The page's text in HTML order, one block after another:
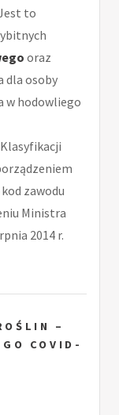
to
oraz
dla osoby
w hodowliego
zawodu
Ministra
2014 r.
–
COVID-